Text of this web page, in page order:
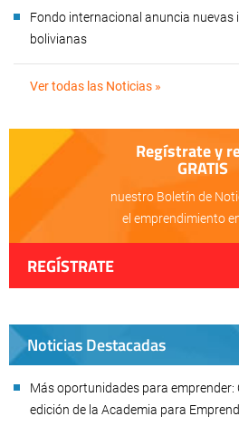
Fondo internacional anuncia
bolivianas
Ver todas las Noticias »
Regístrate y
GRATIS
nuestro Boletín de
el emprendimiento
REGÍSTRATE
Noticias Destacadas
Más oportunidades para
edición de la Academia para